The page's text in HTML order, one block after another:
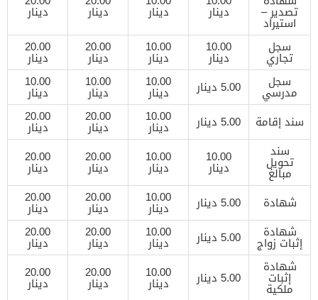
تصدير –
استيراد
دينار دينار دينار
دينار
سجل
تجاري
10.00
دينار
10.00
دينار
20.00
دينار
20.00
دينار
سجل
مدرسي 5.00 دينار 10.00
دينار
10.00
دينار
10.00
دينار
سند إقامة
5.00 دينار 10.00
دينار
20.00
دينار
20.00
دينار
سند
تحويل
مبالغ
10.00
دينار
10.00
دينار
20.00
دينار
20.00
دينار
شهادة
5.00 دينار 10.00
دينار
20.00
دينار
20.00
دينار
شهادة
إثبات زواج 5.00 دينار 10.00
دينار
20.00
دينار
20.00
دينار
شهادة
إثبات
ملكية
5.00 دينار 10.00
دينار
20.00
دينار
20.00
دينار